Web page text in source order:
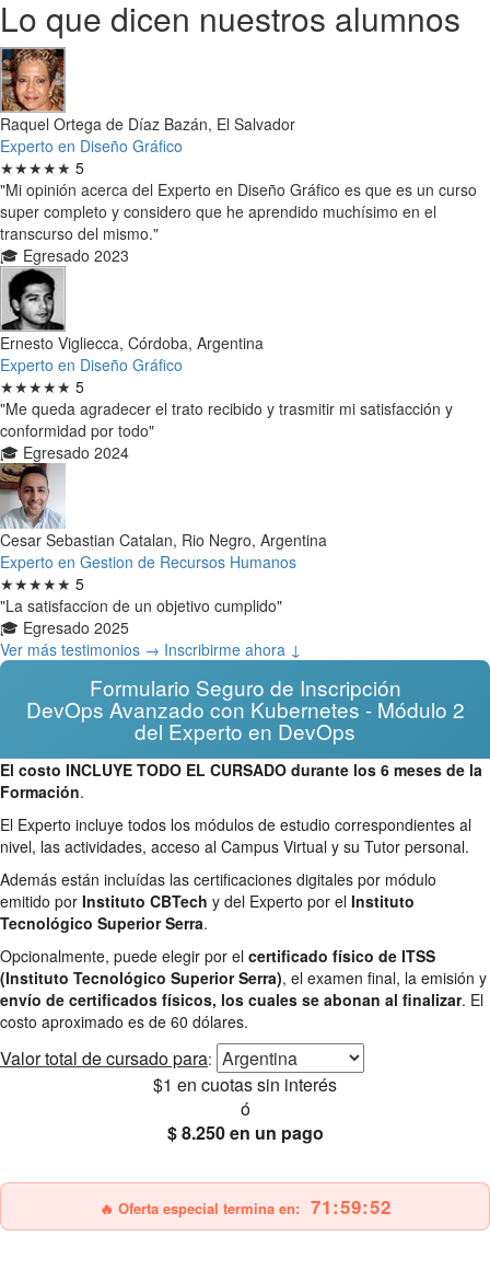
Lo que dicen nuestros alumnos
Raquel Ortega de Díaz Bazán, El Salvador
Experto en Diseño Gráfico
★★★★★ 5
"Mi opinión acerca del Experto en Diseño Gráfico es que es un curso
super completo y considero que he aprendido muchísimo en el
transcurso del mismo."
🎓 Egresado 2023
Ernesto Vigliecca, Córdoba, Argentina
Experto en Diseño Gráfico
★★★★★ 5
"Me queda agradecer el trato recibido y trasmitir mi satisfacción y
conformidad por todo"
🎓 Egresado 2024
Cesar Sebastian Catalan, Rio Negro, Argentina
Experto en Gestion de Recursos Humanos
★★★★★ 5
"La satisfaccion de un objetivo cumplido"
🎓 Egresado 2025
Ver más testimonios → Inscribirme ahora ↓
Formulario Seguro de Inscripción
DevOps Avanzado con Kubernetes - Módulo 2
del Experto en DevOps
El costo INCLUYE TODO EL CURSADO durante los 6 meses de la
Formación.
El Experto incluye todos los módulos de estudio correspondientes al
nivel, las actividades, acceso al Campus Virtual y su Tutor personal.
Además están incluídas las certificaciones digitales por módulo
emitido por Instituto CBTech y del Experto por el Instituto
Tecnológico Superior Serra.
Opcionalmente, puede elegir por el certificado físico de ITSS
(Instituto Tecnológico Superior Serra), el examen final, la emisión y
envío de certificados físicos, los cuales se abonan al finalizar. El
costo aproximado es de 60 dólares.
Valor total de cursado para:
$1 en cuotas sin interés
ó
$ 8.250en un pago
🔥 Oferta especial termina en: 71:59:51